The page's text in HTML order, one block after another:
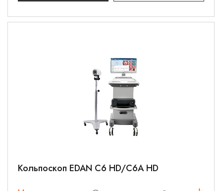
Кольпоскоп EDAN C6 HD/C6A HD